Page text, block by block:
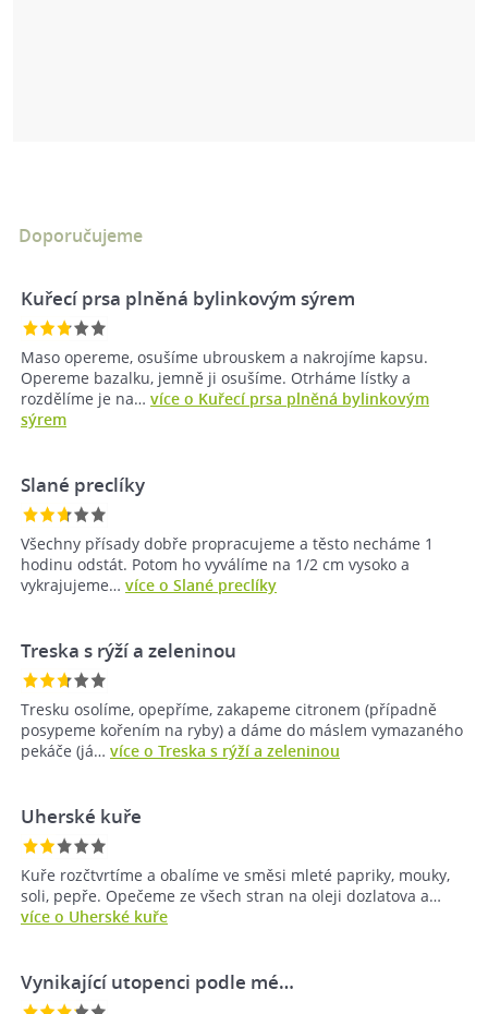
Doporučujeme
Kuřecí prsa plněná bylinkovým sýrem
Maso opereme, osušíme ubrouskem a nakrojíme kapsu.
Opereme bazalku, jemně ji osušíme. Otrháme lístky a
rozdělíme je na… více o Kuřecí prsa plněná bylinkovým
sýrem
Slané preclíky
Všechny přísady dobře propracujeme a těsto necháme 1
hodinu odstát. Potom ho vyválíme na 1/2 cm vysoko a
vykrajujeme… více o Slané preclíky
Treska s rýží a zeleninou
Tresku osolíme, opepříme, zakapeme citronem (případně
posypeme kořením na ryby) a dáme do máslem vymazaného
pekáče (já… více o Treska s rýží a zeleninou
Uherské kuře
Kuře rozčtvrtíme a obalíme ve směsi mleté papriky, mouky,
soli, pepře. Opečeme ze všech stran na oleji dozlatova a…
více o Uherské kuře
Vynikající utopenci podle mé…